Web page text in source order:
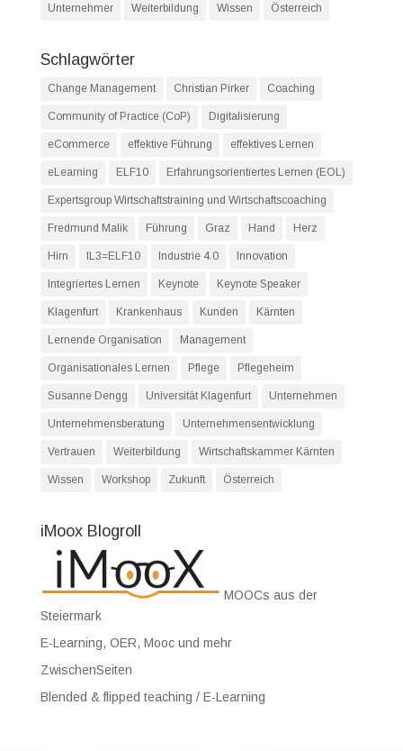
Unternehmer Weiterbildung Wissen Österreich
Schlagwörter
Change Management Christian Pirker Coaching
Community of Practice (CoP) Digitalisierung
eCommerce effektive Führung effektives Lernen
eLearning ELF10 Erfahrungsorientiertes Lernen (EOL)
Expertsgroup Wirtschaftstraining und Wirtschaftscoaching
Fredmund Malik Führung Graz Hand Herz
Hirn IL3=ELF10 Industrie 4.0 Innovation
Integriertes Lernen Keynote Keynote Speaker
Klagenfurt Krankenhaus Kunden Kärnten
Lernende Organisation Management
Organisationales Lernen Pflege Pflegeheim
Susanne Dengg Universität Klagenfurt Unternehmen
Unternehmensberatung Unternehmensentwicklung
Vertrauen Weiterbildung Wirtschaftskammer Kärnten
Wissen Workshop Zukunft Österreich
iMoox Blogroll
MOOCs aus der
Steiermark
E-Learning, OER, Mooc und mehr
ZwischenSeiten
Blended & flipped teaching / E-Learning